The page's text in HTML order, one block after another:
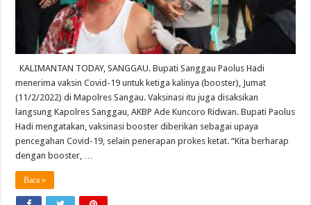
KALIMANTAN TODAY, SANGGAU. Bupati Sanggau Paolus Hadi
menerima vaksin Covid-19 untuk ketiga kalinya (booster), Jumat
(11/2/2022) di Mapolres Sangau. Vaksinasi itu juga disaksikan
langsung Kapolres Sanggau, AKBP Ade Kuncoro Ridwan. Bupati Paolus
Hadi mengatakan, vaksinasi booster diberikan sebagai upaya
pencegahan Covid-19, selain penerapan prokes ketat. “Kita berharap
dengan booster, …
Baca »